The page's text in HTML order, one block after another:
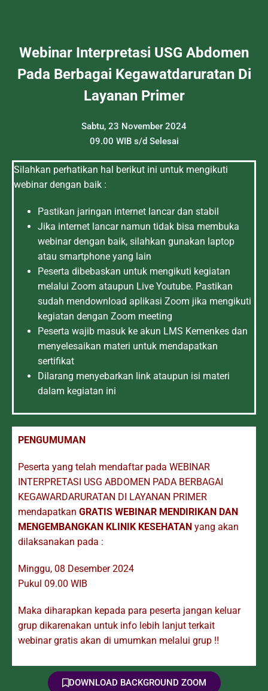
Webinar Interpretasi USG Abdomen
Pada Berbagai Kegawatdaruratan Di
Layanan Primer
Sabtu, 23 November 2024
09.00 WIB s/d Selesai
Silahkan perhatikan hal berikut ini untuk mengikuti
webinar dengan baik :
Pastikan jaringan internet lancar dan stabil
Jika internet lancar namun tidak bisa membuka
webinar dengan baik, silahkan gunakan laptop
atau smartphone yang lain
Peserta dibebaskan untuk mengikuti kegiatan
melalui Zoom ataupun Live Youtube. Pastikan
sudah mendownload aplikasi Zoom jika mengikuti
kegiatan dengan Zoom meeting
Peserta wajib masuk ke akun LMS Kemenkes dan
menyelesaikan materi untuk mendapatkan
sertifikat
Dilarang menyebarkan link ataupun isi materi
dalam kegiatan ini
PENGUMUMAN
Peserta yang telah mendaftar pada WEBINAR
INTERPRETASI USG ABDOMEN PADA BERBAGAI
KEGAWARDARURATAN DI LAYANAN PRIMER
mendapatkan GRATIS WEBINAR MENDIRIKAN DAN
MENGEMBANGKAN KLINIK KESEHATAN yang akan
dilaksanakan pada :
Minggu, 08 Desember 2024
Pukul 09.00 WIB
Maka diharapkan kepada para peserta jangan keluar
grup dikarenakan untuk info lebih lanjut terkait
webinar gratis akan di umumkan melalui grup ‼️
DOWNLOAD BACKGROUND ZOOM